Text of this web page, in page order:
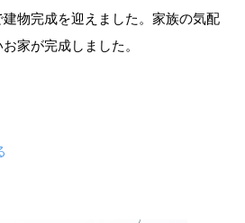
物完成を迎えました。家族の気配
家が完成しました。